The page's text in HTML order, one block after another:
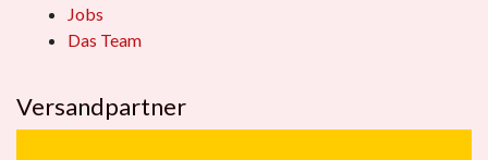
Jobs
Das Team
Versandpartner